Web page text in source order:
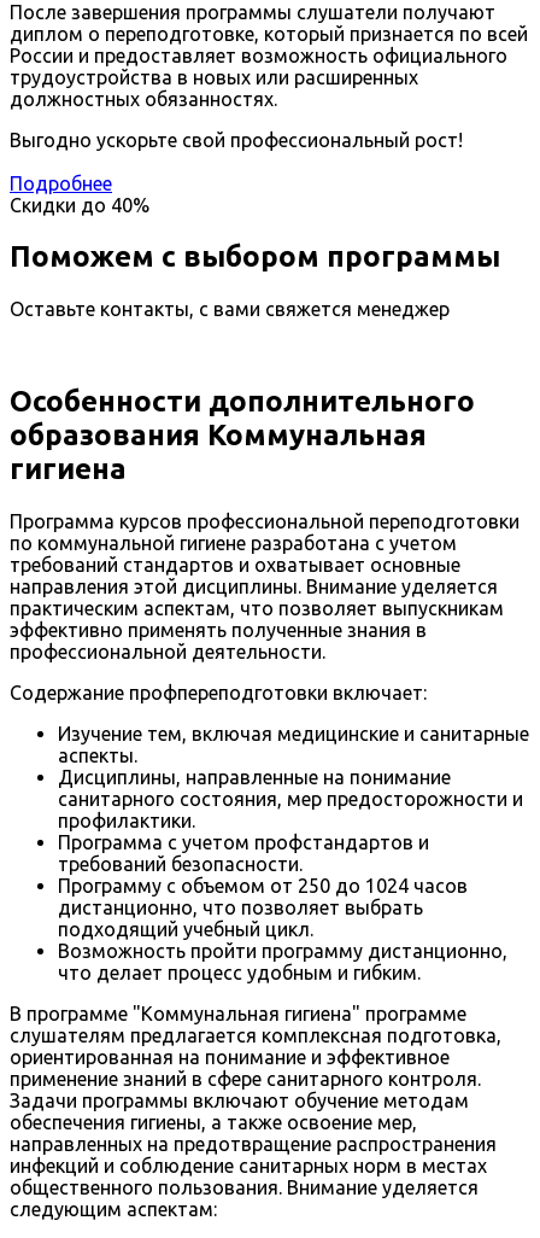
После завершения программы слушатели получают
диплом о переподготовке, который признается по всей
России и предоставляет возможность официального
трудоустройства в новых или расширенных
должностных обязанностях.
Выгодно ускорьте свой профессиональный рост!
Подробнее
Скидки до 40%
Поможем с выбором программы
Оставьте контакты, с вами свяжется менеджер
Особенности дополнительного
образования Коммунальная
гигиена
Программа курсов профессиональной переподготовки
по коммунальной гигиене разработана с учетом
требований стандартов и охватывает основные
направления этой дисциплины. Внимание уделяется
практическим аспектам, что позволяет выпускникам
эффективно применять полученные знания в
профессиональной деятельности.
Содержание профпереподготовки включает:
Изучение тем, включая медицинские и санитарные
аспекты.
Дисциплины, направленные на понимание
санитарного состояния, мер предосторожности и
профилактики.
Программа с учетом профстандартов и
требований безопасности.
Программу с объемом от 250 до 1024 часов
дистанционно, что позволяет выбрать
подходящий учебный цикл.
Возможность пройти программу дистанционно,
что делает процесс удобным и гибким.
В программе "Коммунальная гигиена" программе
слушателям предлагается комплексная подготовка,
ориентированная на понимание и эффективное
применение знаний в сфере санитарного контроля.
Задачи программы включают обучение методам
обеспечения гигиены, а также освоение мер,
направленных на предотвращение распространения
инфекций и соблюдение санитарных норм в местах
общественного пользования. Внимание уделяется
следующим аспектам: